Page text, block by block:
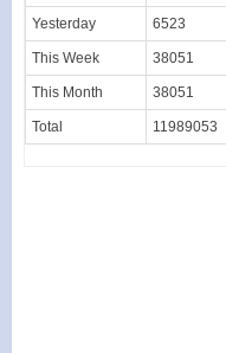
Yesterday 6523
This Week 38051
This Month 38051
Total 11989053